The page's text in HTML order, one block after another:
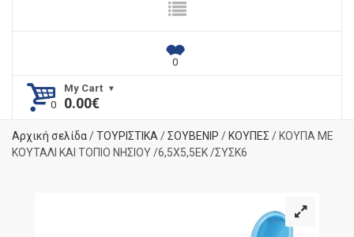
My Cart
0.00€
Αρχική σελίδα/ΤΟΥΡΙΣΤΙΚΑ/ΣΟΥΒΕΝΙΡ / ΚΟΥΠΕΣ / ΚΟΥΠΑ ΜΕ
ΚΟΥΤΑΛΙ ΚΑΙ ΤΟΠΙΟ ΝΗΣΙΟΥ /6,5Χ5,5ΕΚ /ΣΥΣΚ6